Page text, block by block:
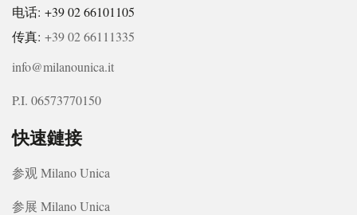
电话: +39 02 66101105
传真: +39 02 66111335
info@milanounica.it
P.I. 06573770150
快速鏈接
参观 Milano Unica
参展 Milano Unica